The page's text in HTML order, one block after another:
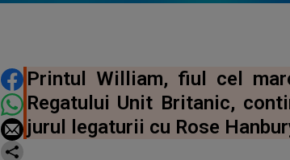
DISTRIBUIE ARTICOLUL
Printul William, fiul cel
Regatului Unit Britanic,
jurul legaturii cu Rose